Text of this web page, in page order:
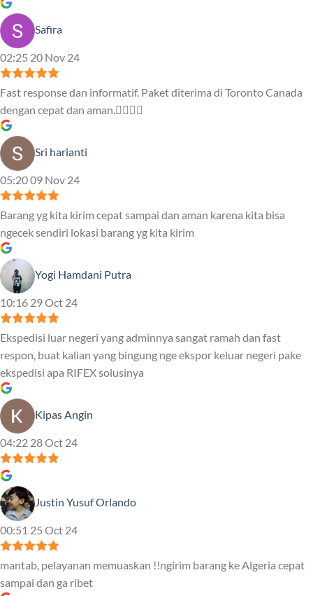
Safira
02:25 20 Nov 24
Fast response dan informatif. Paket diterima di Toronto Canada
dengan cepat dan aman.👍🏻👍🏻
Sri harianti
05:20 09 Nov 24
Barang yg kita kirim cepat sampai dan aman karena kita bisa
ngecek sendiri lokasi barang yg kita kirim
Yogi Hamdani Putra
10:16 29 Oct 24
Ekspedisi luar negeri yang adminnya sangat ramah dan fast
respon, buat kalian yang bingung nge ekspor keluar negeri pake
ekspedisi apa RIFEX solusinya
Kipas Angin
04:22 28 Oct 24
Justin Yusuf Orlando
00:51 25 Oct 24
mantab, pelayanan memuaskan !!ngirim barang ke Algeria cepat
sampai dan ga ribet